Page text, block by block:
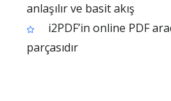
anlaşılır ve basit akış
i2PDF’in online PDF
parçasıdır